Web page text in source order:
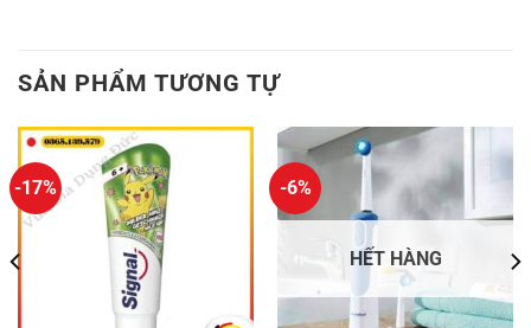
SẢN PHẨM TƯƠNG TỰ
-17% -6%
HẾT HÀNG